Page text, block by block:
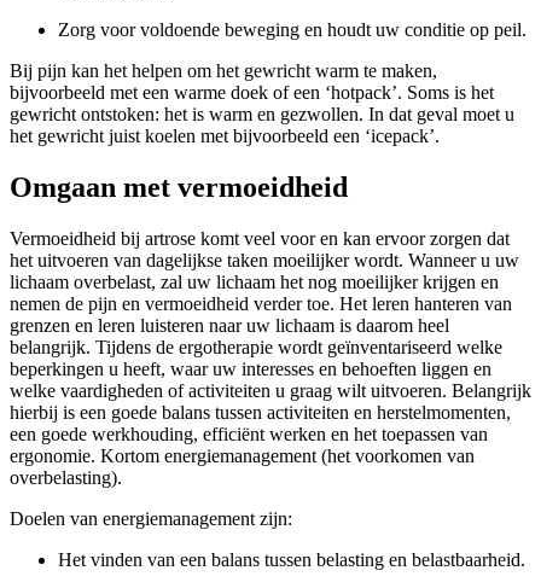
Zorg voor voldoende beweging en houdt uw conditie op peil.
Bij pijn kan het helpen om het gewricht warm te maken,
bijvoorbeeld met een warme doek of een ‘hotpack’. Soms is het
gewricht ontstoken: het is warm en gezwollen. In dat geval moet u
het gewricht juist koelen met bijvoorbeeld een ‘icepack’.
Omgaan met vermoeidheid
Vermoeidheid bij artrose komt veel voor en kan ervoor zorgen dat
het uitvoeren van dagelijkse taken moeilijker wordt. Wanneer u uw
lichaam overbelast, zal uw lichaam het nog moeilijker krijgen en
nemen de pijn en vermoeidheid verder toe. Het leren hanteren van
grenzen en leren luisteren naar uw lichaam is daarom heel
belangrijk. Tijdens de ergotherapie wordt geïnventariseerd welke
beperkingen u heeft, waar uw interesses en behoeften liggen en
welke vaardigheden of activiteiten u graag wilt uitvoeren. Belangrijk
hierbij is een goede balans tussen activiteiten en herstelmomenten,
een goede werkhouding, efficiënt werken en het toepassen van
ergonomie. Kortom energiemanagement (het voorkomen van
overbelasting).
Doelen van energiemanagement zijn:
Het vinden van een balans tussen belasting en belastbaarheid.